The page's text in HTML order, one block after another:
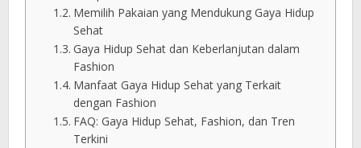
Memilih Pakaian yang Mendukung Gaya Hidup
Sehat
Gaya Hidup Sehat dan Keberlanjutan dalam
Fashion
Manfaat Gaya Hidup Sehat yang Terkait
dengan Fashion
FAQ: Gaya Hidup Sehat, Fashion, dan Tren
Terkini